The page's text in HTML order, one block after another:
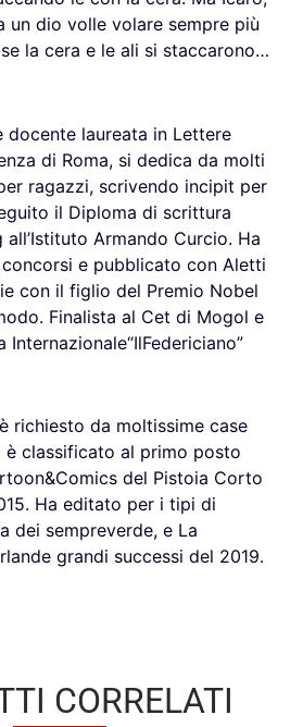
un dio volle volare sempre più
la cera e le ali si staccarono…
docente laureata in Lettere
di Roma, si dedica da molti
ragazzi, scrivendo incipit per
il Diploma di scrittura
Armando Curcio. Ha
e pubblicato con Aletti
con il figlio del Premio Nobel
Finalista al Cet di Mogol e
Internazionale“IlFedericiano”
richiesto da moltissime case
classificato al primo posto
del Pistoia Corto
Ha editato per i tipi di
dei sempreverde, e La
grandi successi del 2019.
CORRELATI